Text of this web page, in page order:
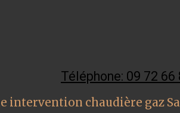
Téléphone: 09 72 66
intervention chaudière gaz